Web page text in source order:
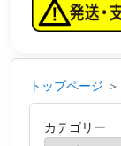
トップページ ＞
カテゴリー